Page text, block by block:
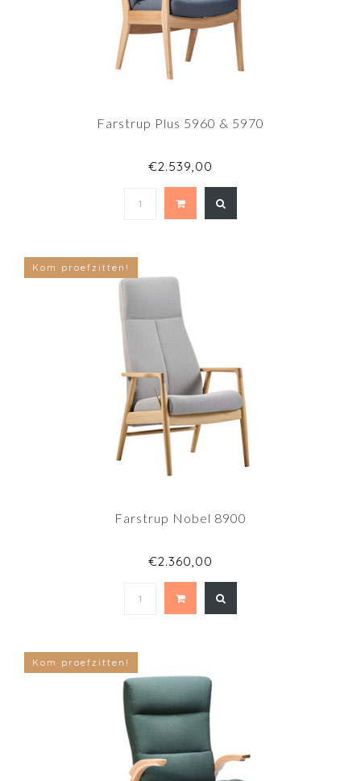
Farstrup Plus 5960 & 5970
€2.539,00
Kom proefzitten!
Farstrup Nobel 8900
€2.360,00
Kom proefzitten!